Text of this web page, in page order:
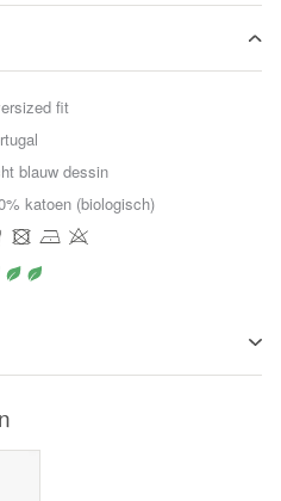
fit
blauw dessin
katoen (biologisch)